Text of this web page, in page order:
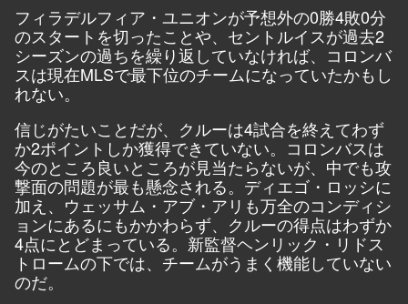
フィラデルフィア・ユニオンが予想外の0勝4敗0分
のスタートを切ったことや、セントルイスが過去2
シーズンの過ちを繰り返していなければ、コロンバ
スは現在MLSで最下位のチームになっていたかもし
れない。
信じがたいことだが、クルーは4試合を終えてわず
か2ポイントしか獲得できていない。コロンバスは
今のところ良いところが見当たらないが、中でも攻
撃面の問題が最も懸念される。ディエゴ・ロッシに
加え、ウェッサム・アブ・アリも万全のコンディシ
ョンにあるにもかかわらず、クルーの得点はわずか
4点にとどまっている。新監督ヘンリック・リドス
トロームの下では、チームがうまく機能していない
のだ。